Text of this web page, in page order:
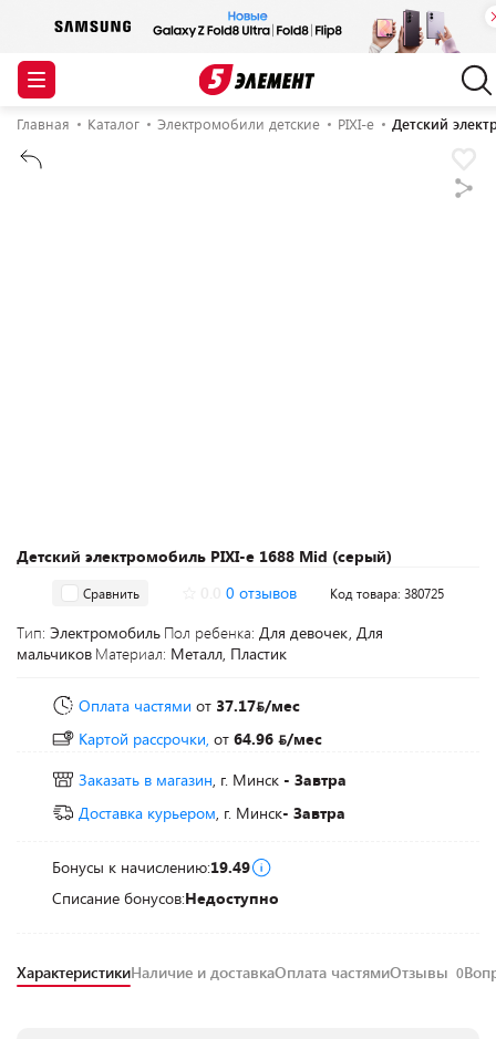
Главная Каталог Электромобили детские PIXI-e Детский
Детский электромобиль PIXI-e 1688 Mid (серый)
Сравнить 0 отзывов Код товара: 380725
Тип: Электромобиль Пол ребенка: Для девочек, Для
мальчиков Материал: Металл, Пластик
Оплата частями от 37.17 /мес
Картой рассрочки, от 64.96
/мес
Заказать в магазин, г. Минск - Завтра
Доставка курьером, г. Минск- Завтра
Бонусы к начислению:19.49
Списание бонусов:Недоступно
ХарактеристикиНаличие и доставкаОплата частямиОтзывы 0